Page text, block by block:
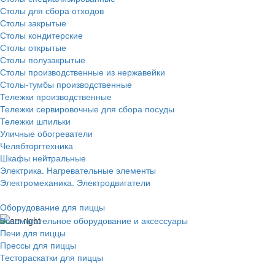
Столы для сбора отходов
Столы закрытые
Столы кондитерские
Столы открытые
Столы полузакрытые
Столы производственные из нержавейки
Столы-тумбы производственные
Тележки производственные
Тележки сервировочные для сбора посуды
Тележки шпильки
Уличные обогреватели
Челябторгтехника
Шкафы нейтральные
Электрика. Нагревательные элементы
Электромеханика. Электродвигатели
Оборудование для пиццы
Вспомогательное оборудование и аксессуары
Печи для пиццы
Прессы для пиццы
Тестораскатки для пиццы